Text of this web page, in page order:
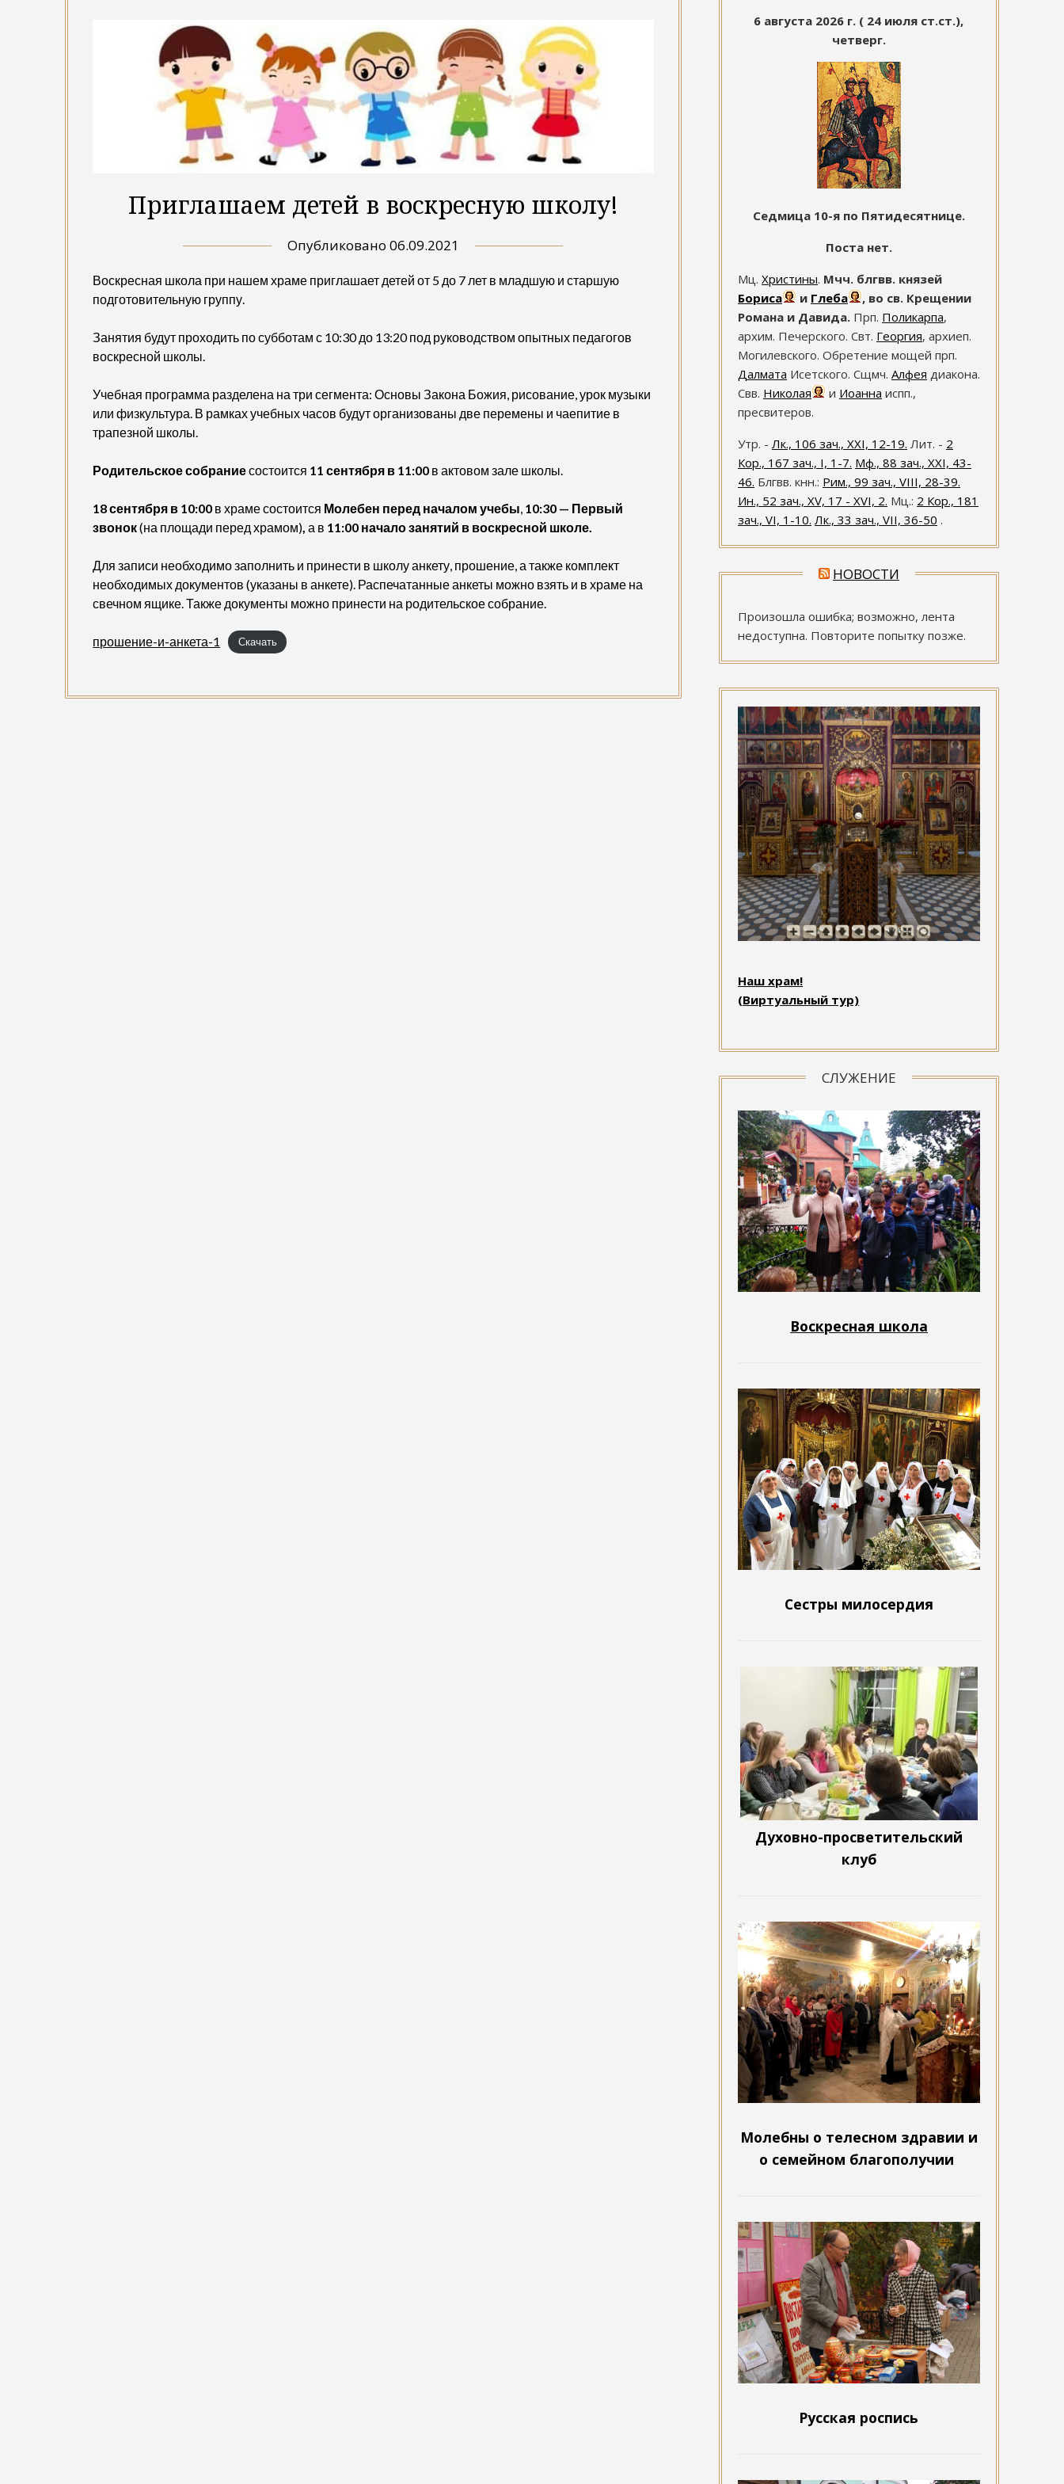
Приглашаем детей в воскресную школу!
Опубликовано 06.09.2021
Воскресная школа при нашем храме приглашает детей от 5 до 7 лет в младшую и старшую
подготовительную группу.
Занятия будут проходить по субботам с 10:30 до 13:20 под руководством опытных педагогов
воскресной школы.
Учебная программа разделена на три сегмента: Основы Закона Божия, рисование, урок музыки
или физкультура. В рамках учебных часов будут организованы две перемены и чаепитие в
трапезной школы.
Родительское собраниесостоится 11 сентября в 11:00 в актовом зале школы.
18 сентября в 10:00 в храме состоится Молебен перед началом учебы 10:30 — Первый
звонок(на площади перед храмом) ,а в 11:00 начало занятий в воскресной школе.
Для записи необходимо заполнить и принести в школу анкету, прошение, а также комплект
необходимых документов (указаны в анкете). Распечатанные анкеты можно взять и в храме на
свечном ящике. Также документы можно принести на родительское собрание.
прошение-и-анкета-1 Скачать
6 августа 2026 г. ( 24 июля ст.ст.),
четверг.
Седмица 10-я по Пятидесятнице.
Поста нет.
Мц. Христины. Мчч. блгвв. князей
Бориса
и Глеба
, во св. Крещении
Романа и Давида.Прп. Поликарпа,
архим. Печерского. Свт. Георгия, архиеп.
Могилевского. Обретение мощей прп.
Далмата Исетского. Сщмч. Алфея диакона.
Свв. Николая и Иоанна испп.,
пресвитеров.
Утр. - Лк., 106 зач., XXI, 12-19. Лит. - 2
Кор., 167 зач., I, 1-7. Мф., 88 зач., XXI, 43-
46. Блгвв. кнн.: Рим., 99 зач., VIII, 28-39.
Ин., 52 зач., XV, 17 - XVI, 2. Мц.: 2 Кор., 181
зач., VI, 1-10. Лк., 33 зач., VII, 36-50 .
НОВОСТИ
Произошла ошибка; возможно, лента
недоступна. Повторите попытку позже.
Наш храм!
(Виртуальный тур)
СЛУЖЕНИЕ
Воскресная школа
Сестры милосердия
Духовно-просветительский
клуб
Молебны о телесном здравии и
о семейном благополучии
Русская роспись